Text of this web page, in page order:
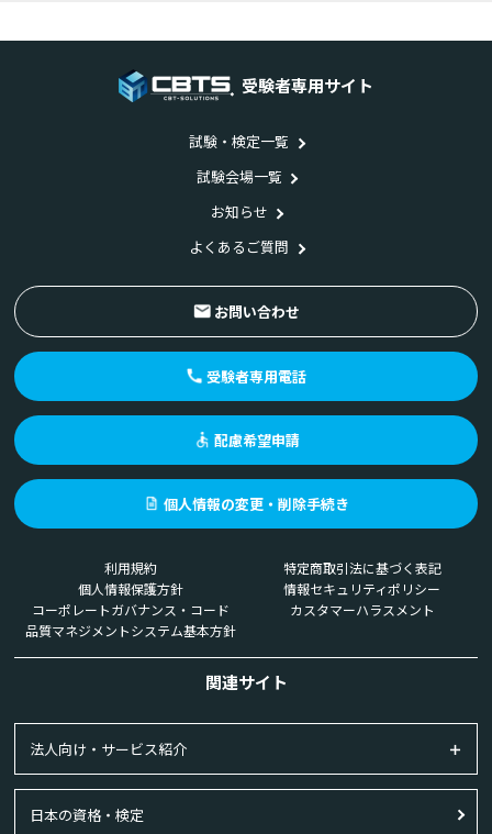
受験者専用サイト
試験・検定一覧
試験会場一覧
お知らせ
よくあるご質問
お問い合わせ
受験者専用電話
配慮希望申請
個人情報の変更・削除手続き
利用規約
特定商取引法に基づく表記
個人情報保護方針
情報セキュリティポリシー
コーポレートガバナンス・コード
カスタマーハラスメント
品質マネジメントシステム基本方針
関連サイト
法人向け・サービス紹介
日本の資格・検定